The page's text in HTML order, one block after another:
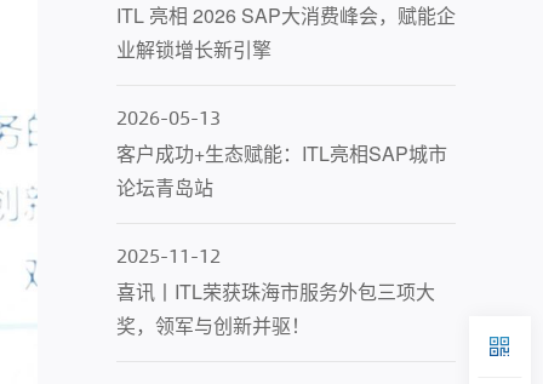
ITL 亮相 2026 SAP大消费峰会，赋能企
业解锁增长新引擎
2026-05-13
客户成功+生态赋能：ITL亮相SAP城市
论坛青岛站
2025-11-12
喜讯丨ITL荣获珠海市服务外包三项大
奖，领军与创新并驱！